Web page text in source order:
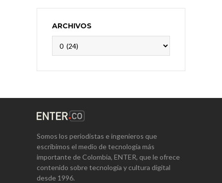
ARCHIVOS
Somos los periodistas e ingenieros que
escribimos el medio de tecnología más
importante de Colombia, ENTER, que le ofrece
contenido sobre tecnología y cultura digital
desde 1996.